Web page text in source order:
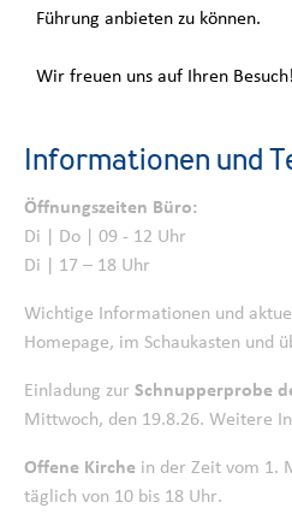
Informationen und
Öffnungszeiten Büro:
Di | Do | 09 - 12 Uhr
Di | 17 – 18 Uhr
Wichtige Informationen und
Homepage, im Schaukasten und
Einladung zur Schnupperprobe
Mittwoch, den 19.8.26. Weitere
Offene Kirche in der Zeit vom 1.
täglich von 10 bis 18 Uhr.
Führung anbieten zu können.
Wir freuen uns auf Ihren Besuch!